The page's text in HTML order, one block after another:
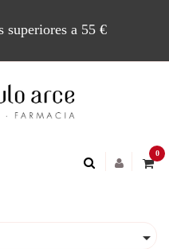
superiores a 55 €
0
